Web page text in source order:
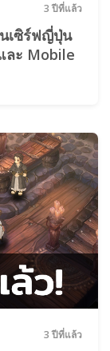
3 ปีที่แล้ว
เซิร์ฟญี่ปุ่น
ละ Mobile
3 ปีที่แล้ว